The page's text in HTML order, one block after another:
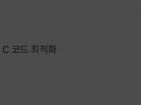
코드 최적화